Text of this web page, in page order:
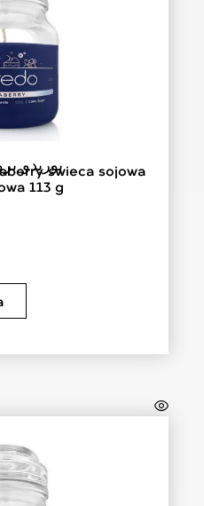
يوريدوświeca sojowa
113 g